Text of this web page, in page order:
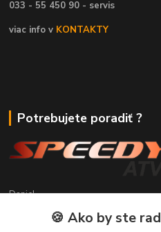
033 - 55 450 90 - servis
viac info v KONTAKTY
Potrebujete poradiť ?
Daniel
+421 911 391 398
(Po-Pia, 8.30-17.00 hod.)
🍪 Ako by ste